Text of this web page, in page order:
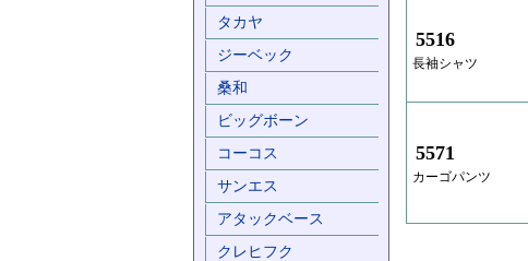
タカヤ
ジーベック
桑和
ビッグボーン
コーコス
サンエス
アタックベース
クレヒフク
5516
長袖シャツ
5571
カーゴパンツ